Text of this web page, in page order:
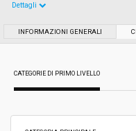
Data pubblicazione:
Dettagli
INFORMAZIONI GENERALI
CATEGORIE DI PRIMO LIVELLO